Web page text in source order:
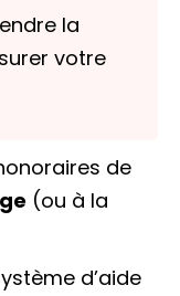
la
votre
de
(ou à la
d’aide